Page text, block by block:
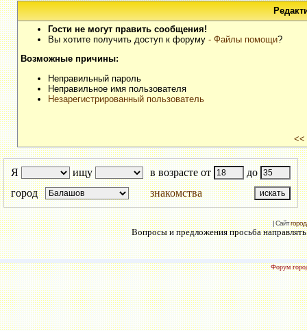
Гости не могут править сообщения!
Вы хотите получить доступ к форуму - Файлы помощи?
Возможные причины:
Неправильный пароль
Неправильное имя пользователя
Незарегистрированный пользователь
<<
Я ищу в возрасте от
до
город
знакомства
| Сайт
Вопросы и предложения просьба
Форум